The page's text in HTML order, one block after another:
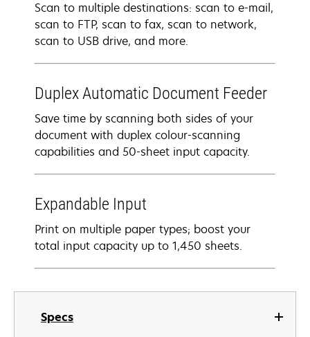
Specs
Scan to multiple destinations: scan to e-mail,
scan to FTP, scan to fax, scan to network,
scan to USB drive, and more.
Duplex Automatic Document Feeder
Save time by scanning both sides of your
document with duplex colour-scanning
capabilities and 50-sheet input capacity.
Expandable Input
Print on multiple paper types; boost your
total input capacity up to 1,450 sheets.